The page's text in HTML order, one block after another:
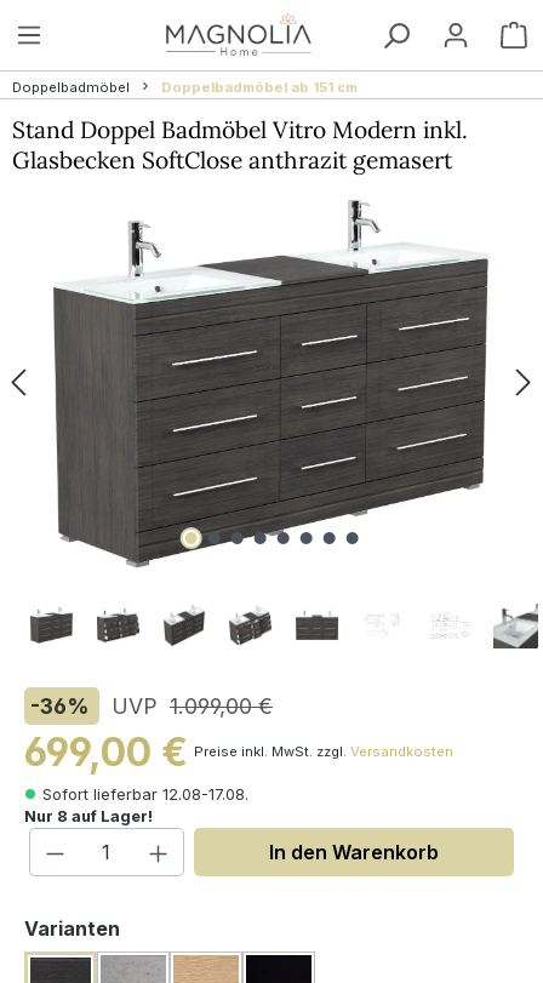
Zum Hauptinhalt springen
Doppelbadmöbel Doppelbadmöbel ab 151 cm
Stand Doppel Badmöbel Vitro Modern inkl.
Glasbecken SoftClose anthrazit gemasert
-36% UVP 1.099,00 €
699,00 € Preise inkl. MwSt. zzgl. Versandkosten
Sofort lieferbar 12.08-17.08.
Nur 8 auf Lager!
Produkt Anzahl: Gib den
In den Warenkorb
Varianten